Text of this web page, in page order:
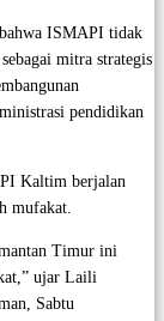
ISMAPI tidak
mitra strategis
pendidikan
Kaltim berjalan
mufakat.
Timur ini
ujar Laili
Sabtu